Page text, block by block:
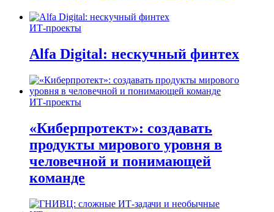
ИТ-проекты
Alfa Digital: нескучный финтех
ИТ-проекты
«Киберпротект»: создавать
продукты мирового уровня в
человечной и понимающей
команде